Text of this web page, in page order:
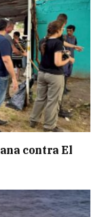
contra El